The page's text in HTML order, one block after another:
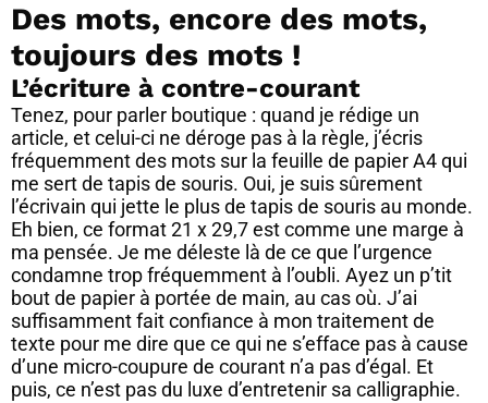
Des mots, encore des mots,
toujours des mots !
L’écriture à contre-courant
Tenez, pour parler boutique : quand je rédige un
article, et celui-ci ne déroge pas à la règle, j’écris
fréquemment des mots sur la feuille de papier A4 qui
me sert de tapis de souris. Oui, je suis sûrement
l’écrivain qui jette le plus de tapis de souris au monde.
Eh bien, ce format 21 x 29,7 est comme une marge à
ma pensée. Je me déleste là de ce que l’urgence
condamne trop fréquemment à l’oubli. Ayez un p’tit
bout de papier à portée de main, au cas où. J’ai
suffisamment fait confiance à mon traitement de
texte pour me dire que ce qui ne s’efface pas à cause
d’une micro-coupure de courant n’a pas d’égal. Et
puis, ce n’est pas du luxe d’entretenir sa calligraphie.